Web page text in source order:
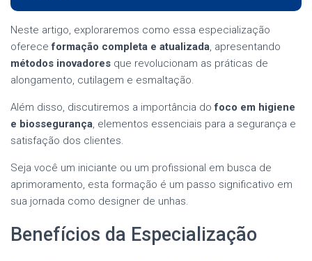
Neste artigo, exploraremos como essa especialização
ofereceformação completa e atualizada, apresentando
métodos inovadores que revolucionam as práticas de
alongamento, cutilagem e esmaltação.
Além disso, discutiremos a importância dofoco em higiene
e biossegurança, elementos essenciais para a segurança e
satisfação dos clientes.
Seja você um iniciante ou um profissional em busca de
aprimoramento, esta formação é um passo significativo em
sua jornada como designer de unhas.
Benefícios da Especialização